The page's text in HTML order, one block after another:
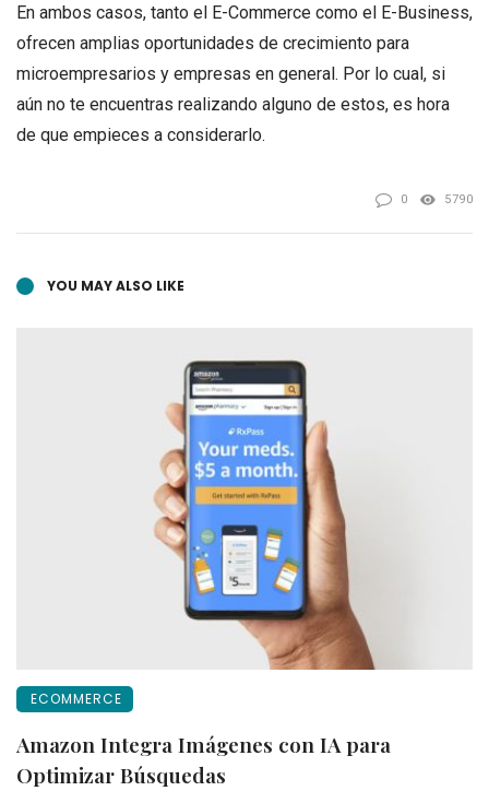
En ambos casos, tanto el E-Commerce como el E-Business,
ofrecen amplias oportunidades de crecimiento para
microempresarios y empresas en general. Por lo cual, si
aún no te encuentras realizando alguno de estos, es hora
de que empieces a considerarlo.
0 5790
YOU MAY ALSO LIKE
ECOMMERCE
Amazon Integra Imágenes con IA para
Optimizar Búsquedas